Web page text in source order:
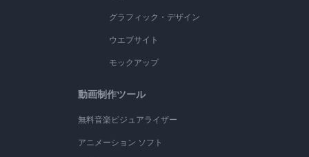
グラフィック・デザイン
ウエブサイト
モックアップ
動画制作ツール
無料音楽ビジュアライザー
アニメーション ソフト